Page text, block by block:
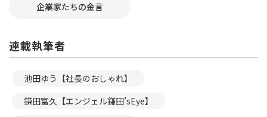
企業家たちの金言
連載執筆者
池田ゆう【社長のおしゃれ】
鎌田富久【エンジェル鎌田’sEye】